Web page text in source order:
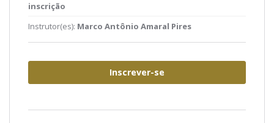
inscrição
Instrutor(es): Marco Antônio Amaral Pires
Inscrever-se